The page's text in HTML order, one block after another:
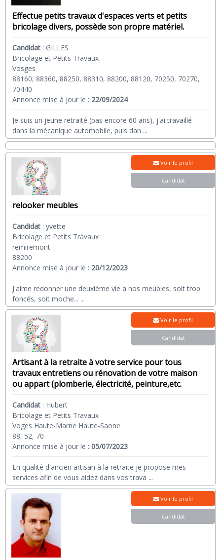
Effectue petits travaux d'espaces verts et petits
bricolage divers, possède son propre matériel.
Candidat : GILLES
Bricolage et Petits Travaux
Vosges
88160, 88360, 88250, 88310, 88200, 88120, 70250, 70270,
70440
Annonce mise à jour le : 22/09/2024
Je suis un jeune retraité (pas encore 60 ans), j'ai travaillé
dans la mécanique automobile, puis dan ...
relooker meubles
Candidat :yvette
Bricolage et Petits Travaux
remiremont
88200
Annonce mise à jour le : 20/12/2023
J'aime redonner une deuxième vie a nos meubles, soit trop
foncés, soit moche... ...
Voir le profil
Candidat
Artisant à la retraite à votre service pour tous
travaux entretiens ou rénovation de votre maison
ou appart (plomberie, électricité, peinture,etc.
Candidat : Hubert
Bricolage et Petits Travaux
Voges Haute-Marne Haute-Saone
88, 52, 70
Annonce mise à jour le :05/07/2023
En qualité d'ancien artisan à la retraite je propose mes
services afin de vous aidez dans vos trava ...
Voir le profil
Candidat
Voir le profil
Candidat